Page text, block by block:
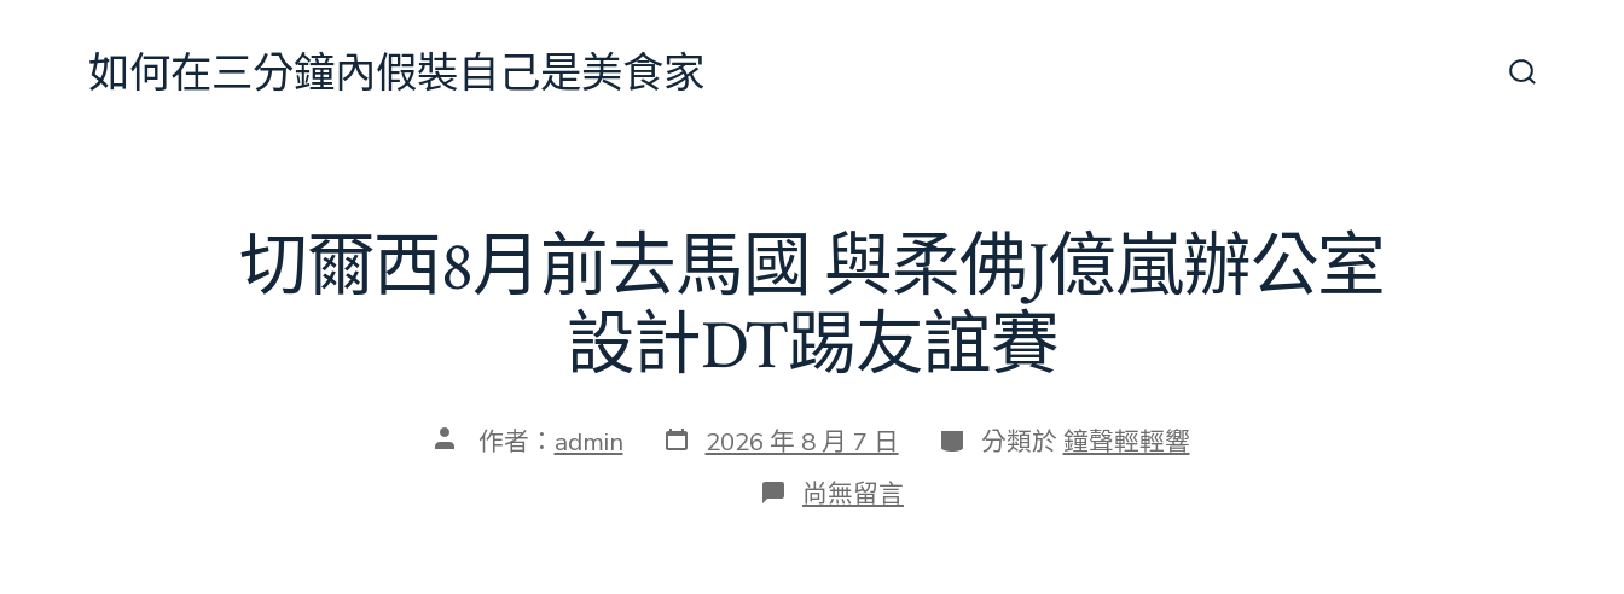
如何在三分鐘內假裝自己是美食家
切爾西8月前去馬國 與柔佛J億嵐辦公室
設計DT踢友誼賽
文 作者： admin 發
表
2026 年 8 月 7 日 分
類
分類於 鐘聲輕輕響
在
〈切
尚無留言